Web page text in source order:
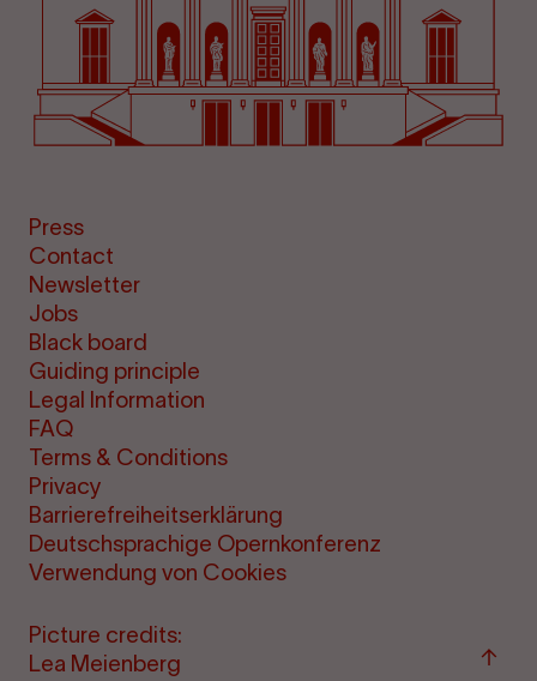
Press
Contact
Newsletter
Jobs
Black board
Guiding principle
Legal Information
FAQ
Terms & Conditions
Privacy
Barrierefreiheitserklärung
Deutschsprachige Opernkonferenz
Verwendung von Cookies
Picture credits:
Lea Meienberg
Back